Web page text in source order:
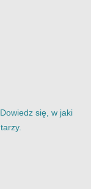
Dowiedz się, w jaki